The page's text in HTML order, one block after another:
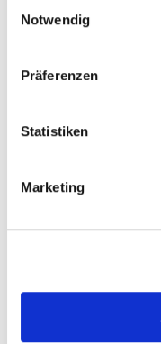
Notwendig
Präferenzen
Statistiken
Marketing
Mit Bus und Bahn
Trustlocal: Top